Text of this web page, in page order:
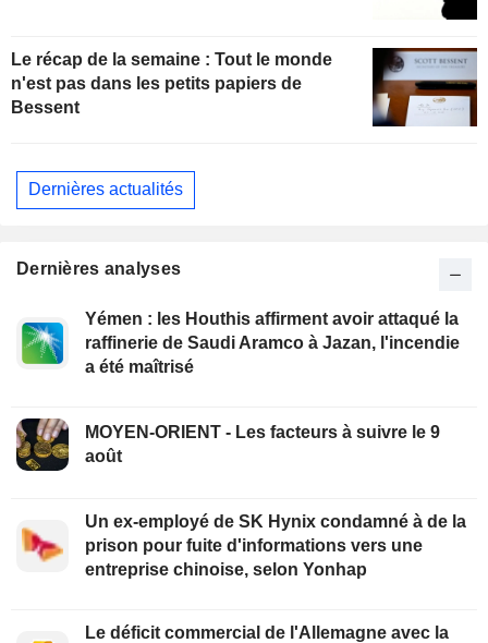
Le récap de la semaine : Tout le monde
n'est pas dans les petits papiers de
Bessent
Dernières actualités
Dernières analyses
Yémen : les Houthis affirment avoir attaqué la
raffinerie de Saudi Aramco à Jazan, l'incendie
a été maîtrisé
MOYEN-ORIENT - Les facteurs à suivre le 9
août
Un ex-employé de SK Hynix condamné à de la
prison pour fuite d'informations vers une
entreprise chinoise, selon Yonhap
Le déficit commercial de l'Allemagne avec la